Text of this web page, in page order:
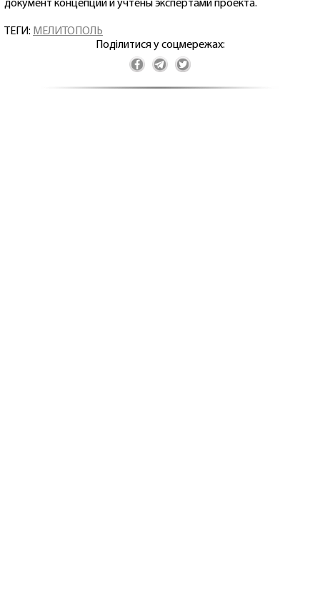
документ концепции и учтены экспертами проекта.
ТЕГИ: МЕЛИТОПОЛЬ
Поділитися у соцмережах: